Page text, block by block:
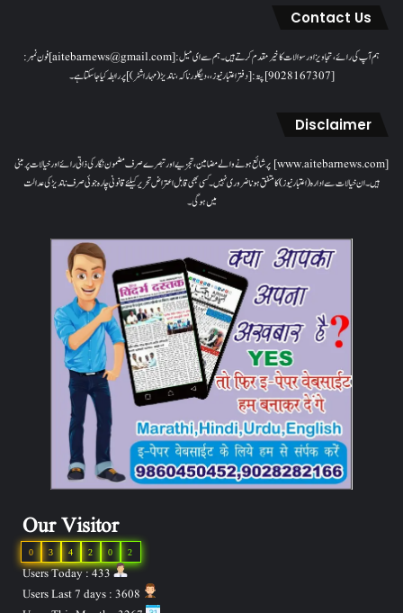
Contact Us
ہم آپ کی رائے، تجاویز اور سوالات کا خیرمقدم کرتے ہیں۔ ہم سےای میل: [aitebarnews@gmail.com]فون نمبر:
[9028167307]پتہ: [دفتر اعتبار نیوز، ، دیگلور ناکہ، ناندیڑ(مہاراشٹر) ] پر رابطہ کیا جاسکتا ہے۔
Disclaimer
[www.aitebarnews.com] پر شائع ہونے والے مضامین، تجزیے اور تبصرے صرف مضمون نگار کی ذاتی رائے اور خیالات پر مبنی
ہیں۔ ان خیالات سے ادارہ (اعتبار نیوز) کا متفق ہونا ضروری نہیں۔ کسی بھی قابل اعتراض تحریر کیلئے قانونی چارہ جوئی صرف ناندیڑ کی عدالت
میں ہوگی۔
Our Visitor
2
0
2
4
3
0
Users Today : 433